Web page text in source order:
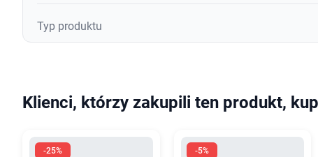
Typ produktu
Klienci, którzy zakupili ten produkt,
-25% -5%